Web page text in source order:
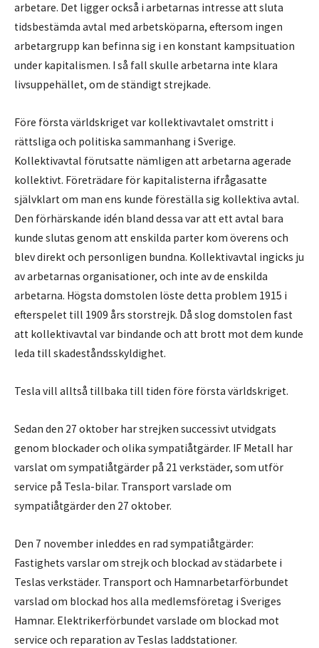
arbetare. Det ligger också i arbetarnas intresse att sluta
tidsbestämda avtal med arbetsköparna, eftersom ingen
arbetargrupp kan befinna sig i en konstant kampsituation
under kapitalismen. I så fall skulle arbetarna inte klara
livsuppehället, om de ständigt strejkade.
Före första världskriget var kollektivavtalet omstritt i
rättsliga och politiska sammanhang i Sverige.
Kollektivavtal förutsatte nämligen att arbetarna agerade
kollektivt. Företrädare för kapitalisterna ifrågasatte
självklart om man ens kunde föreställa sig kollektiva avtal.
Den förhärskande idén bland dessa var att ett avtal bara
kunde slutas genom att enskilda parter kom överens och
blev direkt och personligen bundna. Kollektivavtal ingicks ju
av arbetarnas organisationer, och inte av de enskilda
arbetarna. Högsta domstolen löste detta problem 1915 i
efterspelet till 1909 års storstrejk. Då slog domstolen fast
att kollektivavtal var bindande och att brott mot dem kunde
leda till skadeståndsskyldighet.
Tesla vill alltså tillbaka till tiden före första världskriget.
Sedan den 27 oktober har strejken successivt utvidgats
genom blockader och olika sympatiåtgärder. IF Metall har
varslat om sympatiåtgärder på 21 verkstäder, som utför
service på Tesla-bilar. Transport varslade om
sympatiåtgärder den 27 oktober.
Den 7 november inleddes en rad sympatiåtgärder:
Fastighets varslar om strejk och blockad av städarbete i
Teslas verkstäder. Transport och Hamnarbetarförbundet
varslad om blockad hos alla medlemsföretag i Sveriges
Hamnar. Elektrikerförbundet varslade om blockad mot
service och reparation av Teslas laddstationer.